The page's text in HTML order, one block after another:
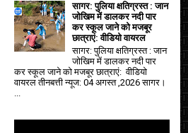
सागर: पुलिया क्षतिग्रस्त : जान
जोखिम में डालकर नदी पार
कर स्कूल जाने को मजबूर
छात्राएं: वीडियो वायरल
सागर: पुलिया क्षतिग्रस्त : जान
जोखिम में डालकर नदी पार
कर स्कूल जाने को मजबूर छात्राएं: वीडियो
वायरल तीनबत्ती न्यूज: 04 अगस्त ,2026 सागर।